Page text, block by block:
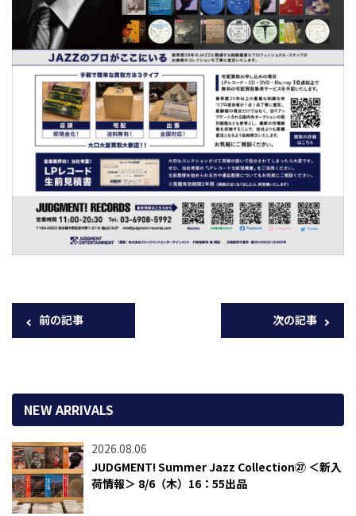
前の記事 次の記事
NEW ARRIVALS
2026.08.06
JUDGMENT! Summer Jazz Collection㉗ ＜新入
荷情報＞ 8/6（木）16：55出品